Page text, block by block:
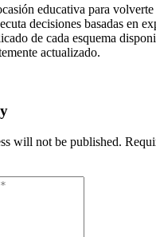
educativa para
decisiones basadas en
de cada esquema
actualizado.
will not be published.